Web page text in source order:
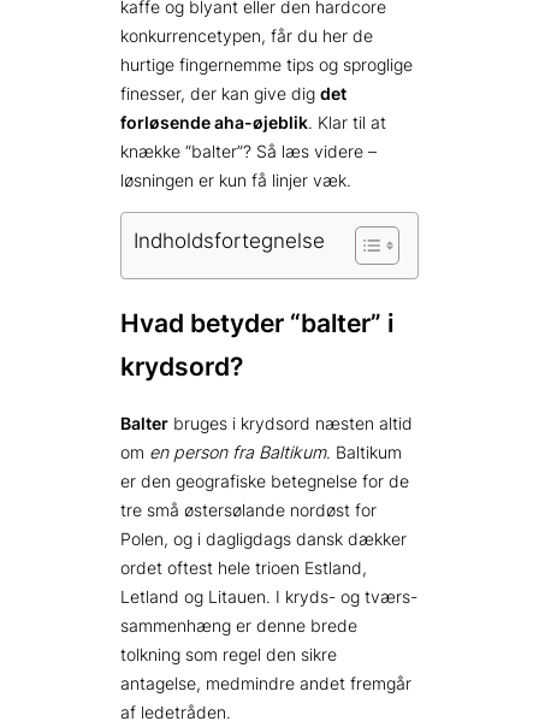
kaffe og blyant eller den hardcore
konkurrencetypen, får du her de
hurtige fingernemme tips og sproglige
finesser, der kan give dig det
forløsende aha-øjeblik. Klar til at
knække “balter”? Så læs videre –
løsningen er kun få linjer væk.
Indholdsfortegnelse
Hvad betyder “balter” i
krydsord?
Balter bruges i krydsord næsten altid
om en person fra Baltikum. Baltikum
er den geografiske betegnelse for de
tre små østersølande nordøst for
Polen, og i dagligdags dansk dækker
ordet oftest hele trioen Estland,
Letland og Litauen. I kryds- og tværs-
sammenhæng er denne brede
tolkning som regel den sikre
antagelse, medmindre andet fremgår
af ledetråden.